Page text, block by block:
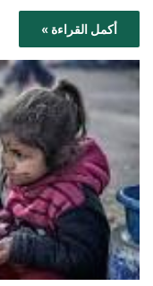
أكمل القراءة »